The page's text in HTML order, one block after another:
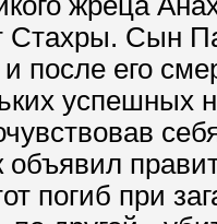
Стахры. Сын
после его
успешных
погиб при